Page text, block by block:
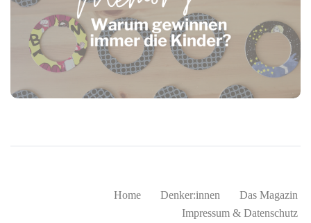
Home Denker:innen
Das Magazin
Impressum & Datenschutz